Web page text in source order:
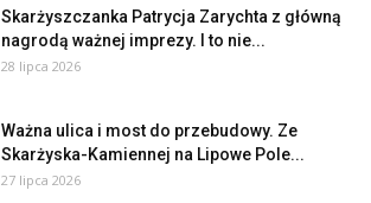
Skarżyszczanka Patrycja Zarychta z główną
nagrodą ważnej imprezy. I to nie...
28 lipca 2026
Ważna ulica i most do przebudowy. Ze
Skarżyska-Kamiennej na Lipowe Pole...
27 lipca 2026